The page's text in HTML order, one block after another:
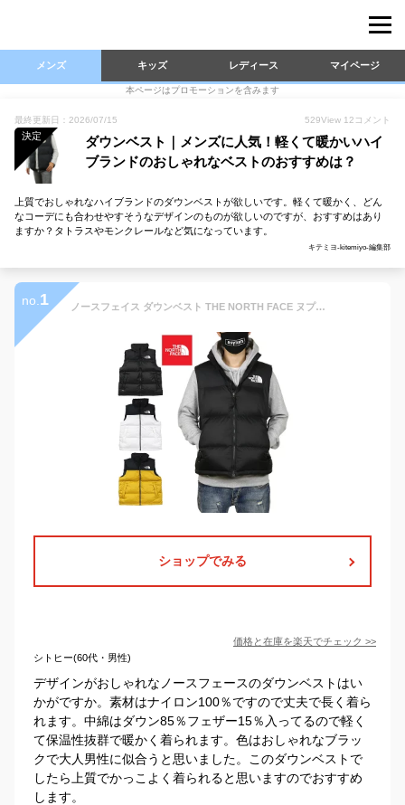
メンズ キッズ レディース マイページ
本ページはプロモーションを含みます
最終更新日：2026/07/15 529View 12 コメント
決定
ダウンベスト｜メンズに人気！軽くて暖かいハイ
ブランドのおしゃれなベストのおすすめは？
上質でおしゃれなハイブランドのダウンベストが欲しいです。軽くて暖かく、どん
なコーデにも合わせやすそうなデザインのものが欲しいのですが、おすすめはあり
ますか？タトラスやモンクレールなど気になっています。
キテミヨ-kitemiyo-編集部
no. 1 ノースフェイス ダウンベスト THE NORTH FACE ヌプシ ダウンジャケット アウター メンズ レディース ブランド 大きいサイズ おしゃれ おすすめ 人気 黒 キャンプ 登山 防寒 S M L XL XXL
ショップでみる
価格と在庫を楽天でチェック >>
シトヒー(60代・男性)
デザインがおしゃれなノースフェースのダウンベストはい
かがですか。素材はナイロン100％ですので丈夫で長く着ら
れます。中綿はダウン85％フェザー15％入ってるので軽く
て保温性抜群で暖かく着られます。色はおしゃれなブラッ
クで大人男性に似合うと思いました。このダウンベストで
したら上質でかっこよく着られると思いますのでおすすめ
します。